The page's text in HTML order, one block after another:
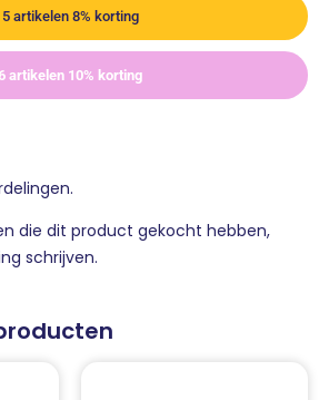
5 artikelen 8% korting
artikelen 10% korting
die dit product gekocht hebben,
schrijven.